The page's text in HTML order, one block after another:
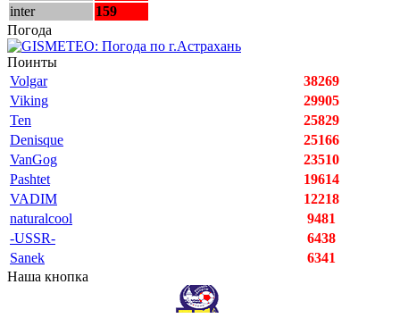
inter
159
Погода
Поинты
Volgar
38269
Viking
29905
Ten
25829
Denisque
25166
VanGog
23510
Pashtet
19614
VADIM
12218
naturalcool
9481
-USSR-
6438
Sanek
6341
Наша кнопка